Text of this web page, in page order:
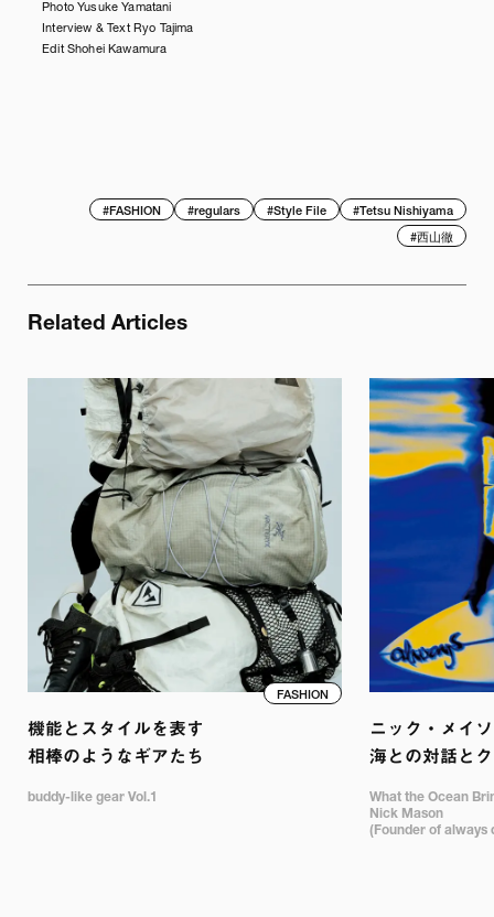
Photo Yusuke Yamatani
Interview & Text Ryo Tajima
Edit Shohei Kawamura
#FASHION #regulars #Style File #Tetsu Nishiyama
#西山徹
Related Articles
FASHION
機能とスタイルを表す
相棒のようなギアたち
buddy-like gear Vol.1
ニック・メイ
海との対話と
What the Ocean
Nick Mason
(Founder of always